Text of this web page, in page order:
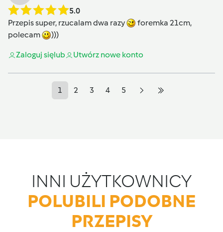
5.0
Przepis super, rzucalam dwa razy
foremka 21cm,
polecam
)))
Zaloguj sięlub Utwórz nowe konto
1 2 3 4 5
INNI UŻYTKOWNICY
POLUBILI PODOBNE
PRZEPISY